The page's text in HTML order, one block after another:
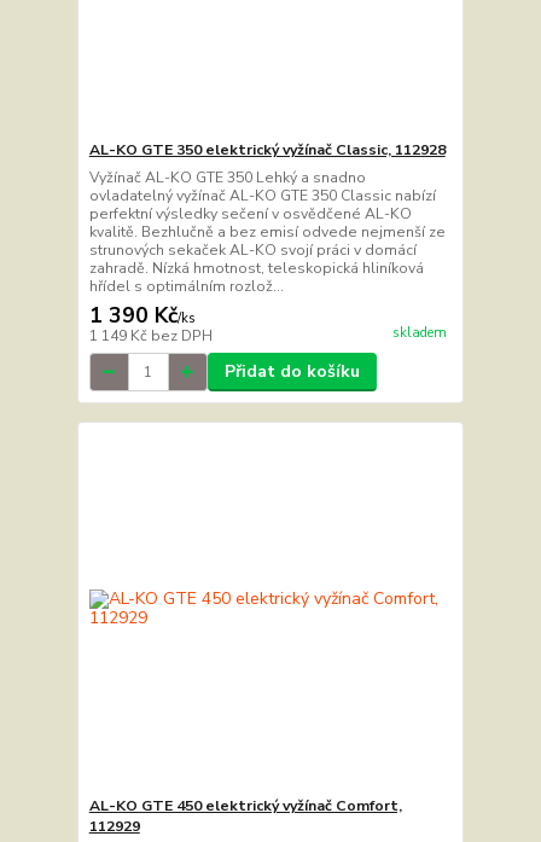
AL-KO GTE 350 elektrický vyžínač Classic, 112928
Vyžínač AL-KO GTE 350 Lehký a snadno
ovladatelný vyžínač AL-KO GTE 350 Classic nabízí
perfektní výsledky sečení v osvědčené AL-KO
kvalitě. Bezhlučně a bez emisí odvede nejmenší ze
strunových sekaček AL-KO svojí práci v domácí
zahradě. Nízká hmotnost, teleskopická hliníková
hřídel s optimálním rozlož...
1 390 Kč/ks
1 149 Kč bez DPH skladem
Přidat do košíku
AL-KO GTE 450 elektrický vyžínač Comfort,
112929